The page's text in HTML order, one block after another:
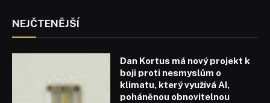
NEJČTENĚJŠÍ
Dan Kortus má nový projekt k
boji proti nesmyslům o
klimatu, který využívá AI,
poháněnou obnovitelnou